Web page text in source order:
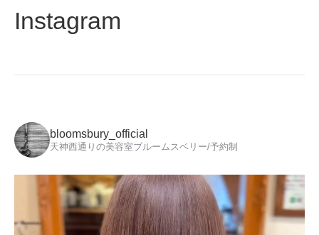
Instagram
bloomsbury_official
天神西通りの美容室ブルームスベリー/予約制